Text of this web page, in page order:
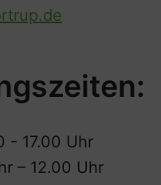
- 17.00 Uhr
– 12.00 Uhr